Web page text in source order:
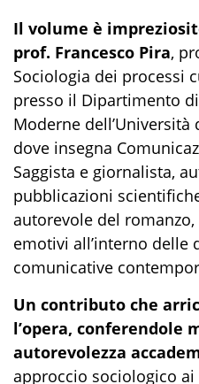
Il volume è
prof. Francesco Pira,
Sociologia dei processi
presso il Dipartimento
Moderne
dove insegna
Saggista e giornalista,
pubblicazioni
autorevole del
emotivi all’interno delle
comunicative
Un contributo che
l’opera, conferendole
autorevolezza
approccio sociologico